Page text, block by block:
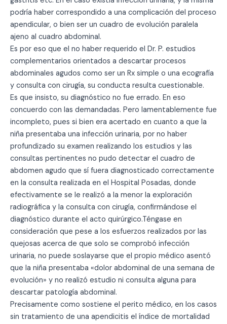
podría haber correspondido a una complicación del proceso
apendicular, o bien ser un cuadro de evolución paralela
ajeno al cuadro abdominal.
Es por eso que el no haber requerido el Dr. P. estudios
complementarios orientados a descartar procesos
abdominales agudos como ser un Rx simple o una ecografía
y consulta con cirugía, su conducta resulta cuestionable.
Es que insisto, su diagnóstico no fue errado. En eso
concuerdo con las demandadas. Pero lamentablemente fue
incompleto, pues si bien era acertado en cuanto a que la
niña presentaba una infección urinaria, por no haber
profundizado su examen realizando los estudios y las
consultas pertinentes no pudo detectar el cuadro de
abdomen agudo que sí fuera diagnosticado correctamente
en la consulta realizada en el Hospital Posadas, donde
efectivamente se le realizó a la menor la exploración
radiográfica y la consulta con cirugía, confirmándose el
diagnóstico durante el acto quirúrgico.Téngase en
consideración que pese a los esfuerzos realizados por las
quejosas acerca de que solo se comprobó infección
urinaria, no puede soslayarse que el propio médico asentó
que la niña presentaba «dolor abdominal de una semana de
evolución» y no realizó estudio ni consulta alguna para
descartar patología abdominal.
Precisamente como sostiene el perito médico, en los casos
sin tratamiento de una apendicitis el índice de mortalidad